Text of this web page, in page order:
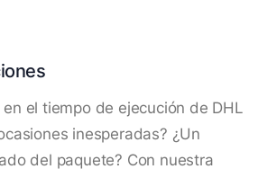
en el tiempo de ejecución de DHL
inesperadas? ¿Un
del paquete? Con nuestra